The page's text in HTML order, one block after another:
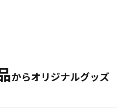
う「良席祈願」、スポーツ
シーンで活躍するアイテム
からオリジナルグッズ